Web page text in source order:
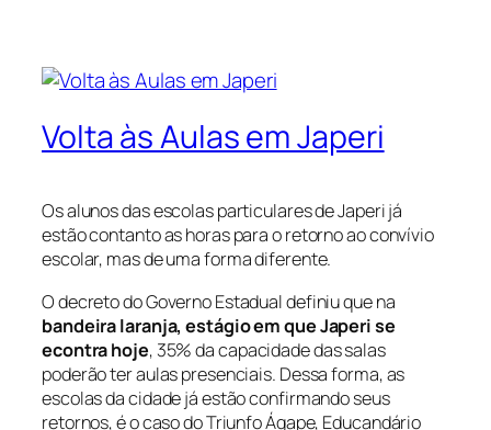
Volta às Aulas em Japeri
Os alunos das escolas particulares de Japeri já
estão contanto as horas para o retorno ao convívio
escolar, mas de uma forma diferente.
O decreto do Governo Estadual definiu que na
bandeira laranja, estágio em que Japeri se
econtra hoje, 35% da capacidade das salas
poderão ter aulas presenciais. Dessa forma, as
escolas da cidade já estão confirmando seus
retornos, é o caso do Triunfo Ágape, Educandário